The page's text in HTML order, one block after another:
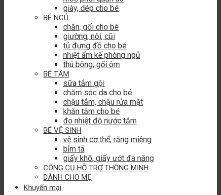
giày, dép cho bé
BÉ NGỦ
chăn, gối cho bé
giường, nôi, cũi
tủ đựng đồ cho bé
nhiệt ẩm kế phòng ngủ
thú bông, gối ôm
BÉ TẮM
sữa tắm gội
chăm sóc da cho bé
chậu tắm, chậu rửa mặt
khăn tắm cho bé
đo nhiệt độ nước tắm
BÉ VỆ SINH
vệ sinh cơ thể, răng miệng
bỉm tã
giấy khô, giấy ướt đa năng
CÔNG CỤ HỖ TRỢ THÔNG MINH
DÀNH CHO MẸ
Khuyến mại